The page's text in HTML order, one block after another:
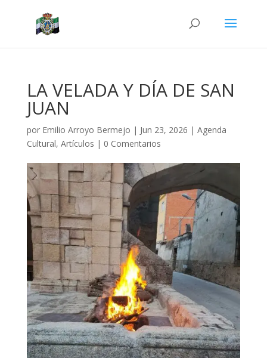
LA VELADA Y DÍA DE SAN
JUAN
por Emilio Arroyo Bermejo | Jun 23, 2026 | Agenda
Cultural, Artículos | 0 Comentarios